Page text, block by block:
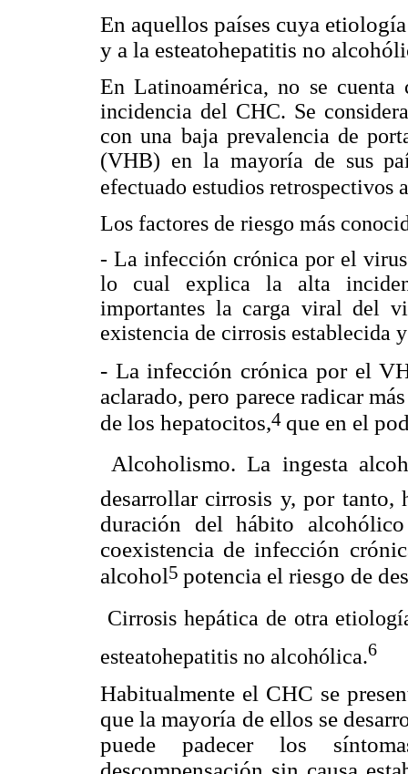
En aquellos países cuya
y a la esteatohepatitis no
En Latinoamérica, no se cuenta
incidencia del CHC. Se
con una baja prevalencia de
(VHB) en la mayoría de sus
efectuado estudios
Los factores de riesgo más
- La infección crónica por el
lo cual explica la alta
importantes la carga viral del
existencia de cirrosis establecida
- La infección crónica por el
aclarado, pero parece radicar
de los hepatocitos,4 que en el
 Alcoholismo. La ingesta
desarrollar cirrosis y, por tanto,
duración del hábito
coexistencia de infección
alcohol5 potencia el riesgo de
 Cirrosis hepática de otra
esteatohepatitis no alcohólica.6
Habitualmente el CHC se
que la mayoría de ellos se
puede padecer los